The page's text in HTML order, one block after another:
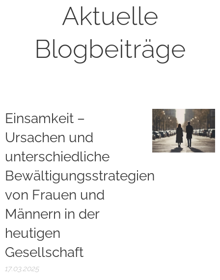
Aktuelle
Blogbeiträge
Einsamkeit –
Ursachen und
unterschiedliche
Bewältigungsstrategien
von Frauen und
Männern in der
heutigen
Gesellschaft
17.03.2025